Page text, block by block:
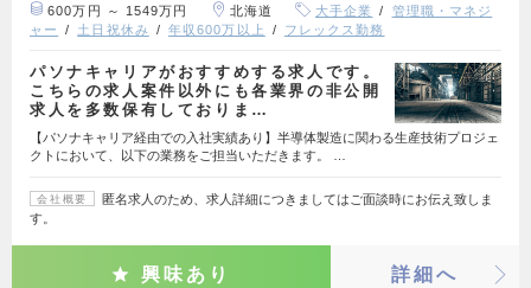
600万円 ～ 1549万円 北海道 大手企業
管理職・マネジ
ャー
土日祝休み 年収600万以上 フレックス勤務
パソナキャリアがおすすめする求人です。
こちらの求人案件以外にも各業界の非公開
求人を多数保有しておりま…
【パソナキャリア経由での入社実績あり】半導体製造に関わる生産技術プロジェ
クトにおいて、以下の業務をご担当いただきます。 …
会社概要
匿名求人のため、求人詳細につきましてはご面談時にお伝え致しま
す。
興味あり 詳細へ